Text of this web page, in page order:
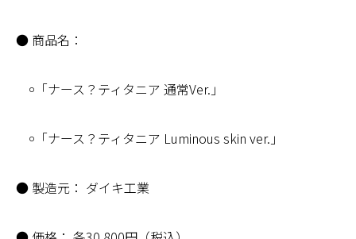
● 商品名：
￮「ナース？ティタニア 通常Ver.」
￮「ナース？ティタニア Luminous skin ver.」
● 製造元： ダイキ工業